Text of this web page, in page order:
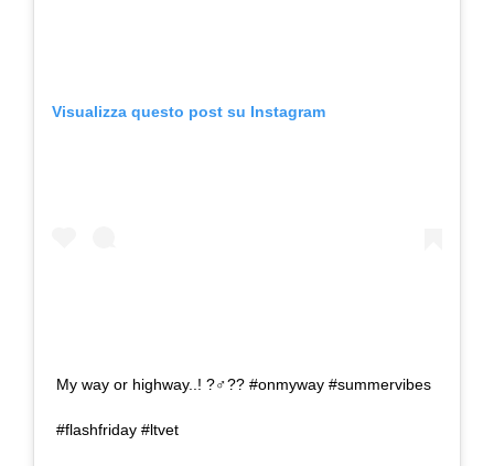
Visualizza questo post su Instagram
My way or highway..! ?‍♂️?? #onmyway #summervibes
#flashfriday #ltvet